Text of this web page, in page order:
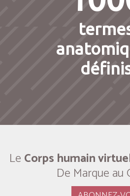
Le Corps humain
De Marque au